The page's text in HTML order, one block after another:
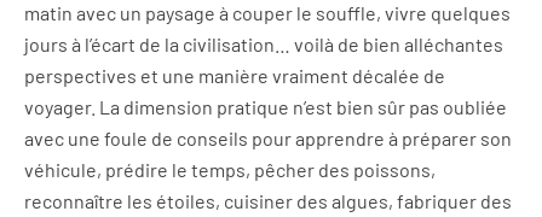
matin avec un paysage à couper le souffle, vivre quelques
jours à l’écart de la civilisation… voilà de bien alléchantes
perspectives et une manière vraiment décalée de
voyager. La dimension pratique n’est bien sûr pas oubliée
avec une foule de conseils pour apprendre à préparer son
véhicule, prédire le temps, pêcher des poissons,
reconnaître les étoiles, cuisiner des algues, fabriquer des